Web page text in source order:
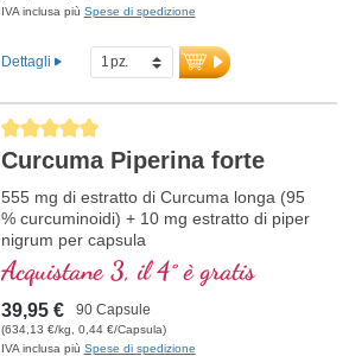
IVA inclusa più Spese di spedizione
Dettagli
Average rating of 5 out of 5 stars
Curcuma Piperina forte
555 mg di estratto di Curcuma longa (95
% curcuminoidi) + 10 mg estratto di piper
nigrum per capsula
Acquistane 3, il 4° è gratis
39,95 € 90 Capsule
(634,13 €/kg, 0,44 €/Capsula)
IVA inclusa più Spese di spedizione